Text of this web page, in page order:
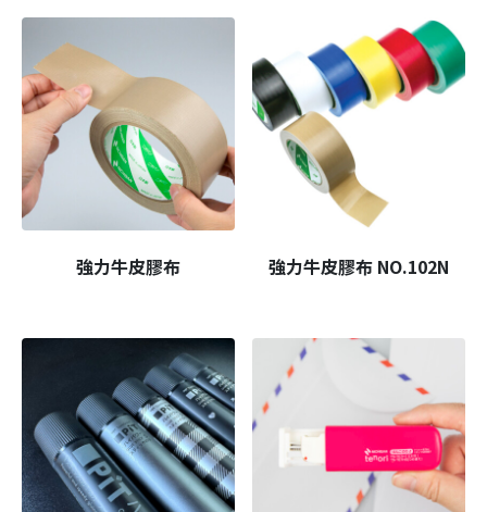
強力牛皮膠布 強力牛皮膠布 NO.102N